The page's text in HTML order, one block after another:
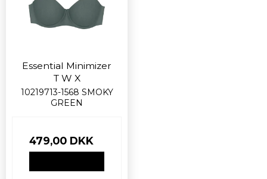
Essential Minimizer
T W X
10219713-1568 SMOKY
GREEN
479,00 DKK